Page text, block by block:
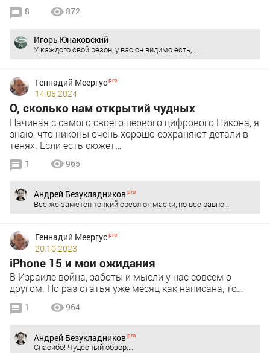
8 872
Игорь Юнаковский
У каждого свой резон, у вас он видимо есть, …
Геннадий Меергус
14.05.2024
О, сколько нам открытий чудных
Начиная с самого своего первого цифрового Никона, я
знаю, что никоны очень хорошо сохраняют детали в
тенях. Если есть сюжет…
1 965
Андрей Безукладников
Все же заметен тонкий ореол от маски, но все равно…
Геннадий Меергус
20.10.2023
iPhone 15 и мои ожидания
В Израиле война, заботы и мысли у нас совсем о
другом. Но раз статья уже месяц как написана, то…
1 964
Андрей Безукладников
Спасибо! Чудесный обзор.…